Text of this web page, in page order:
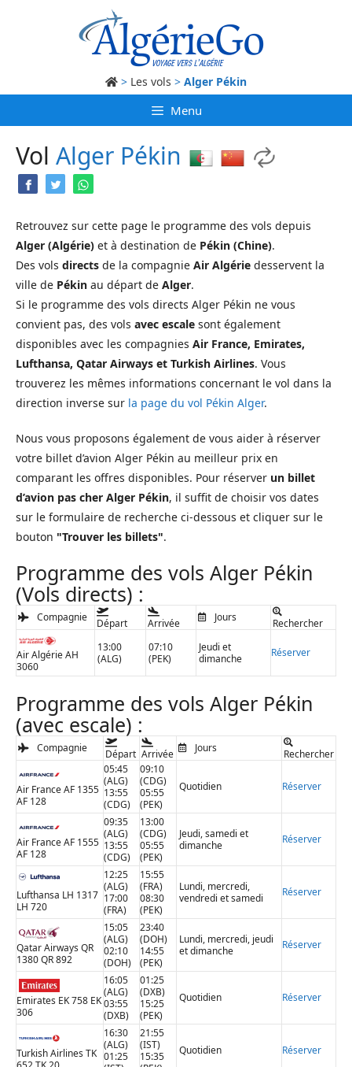
> Les vols > Alger Pékin
Menu
Vol Alger Pékin
Retrouvez sur cette page le programme des vols depuis
Alger (Algérie) et à destination de Pékin (Chine).
Des vols directs de la compagnie Air Algérie desservent la
ville de Pékin au départ de Alger.
Si le programme des vols directs Alger Pékin ne vous
convient pas, des vols avec escale sont également
disponibles avec les compagnies Air France, Emirates,
Lufthansa, Qatar Airways et Turkish Airlines. Vous
trouverez les mêmes informations concernant le vol dans la
direction inverse sur la page du vol Pékin Alger.
Nous vous proposons également de vous aider à réserver
votre billet d’avion Alger Pékin au meilleur prix en
comparant les offres disponibles. Pour réserver un billet
d’avion pas cher Alger Pékin, il suffit de choisir vos dates
sur le formulaire de recherche ci-dessous et cliquer sur le
bouton "Trouver les billets".
Programme des vols Alger Pékin
(Vols directs) :
Compagnie Départ Arrivée Jours Rechercher
Air Algérie AH
3060
13:00
(ALG)
07:10
(PEK)
Jeudi et
dimanche
Réserver
Programme des vols Alger Pékin
(avec escale) :
Compagnie Départ Arrivée Jours Rechercher
Air France AF 1355
AF 128
05:45
(ALG)
13:55
(CDG)
09:10
(CDG)
05:55
(PEK)
Quotidien Réserver
Air France AF 1555
AF 128
09:35
(ALG)
13:55
(CDG)
13:00
(CDG)
05:55
(PEK)
Jeudi, samedi et
dimanche
Réserver
Lufthansa LH 1317
LH 720
12:25
(ALG)
17:00
(FRA)
15:55
(FRA)
08:30
(PEK)
Lundi, mercredi,
vendredi et samedi
Réserver
Qatar Airways QR
1380 QR 892
15:05
(ALG)
02:10
(DOH)
23:40
(DOH)
14:55
(PEK)
Lundi, mercredi, jeudi
et dimanche
Réserver
Emirates EK 758 EK
306
16:05
(ALG)
03:55
(DXB)
01:25
(DXB)
15:25
(PEK)
Quotidien Réserver
Turkish Airlines TK
16:30
(ALG)
01:25
21:55
(IST)
15:35
Quotidien Réserver